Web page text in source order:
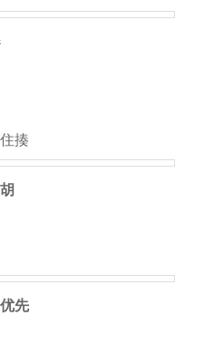
揍
先